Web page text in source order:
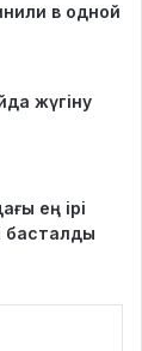
в одной
жүгіну
ең ірі
басталды